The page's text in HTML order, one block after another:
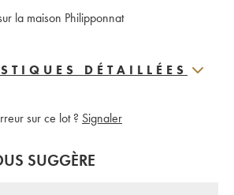
la maison Philipponnat
DÉTAILLÉES
sur ce lot ? Signaler
SUGGÈRE